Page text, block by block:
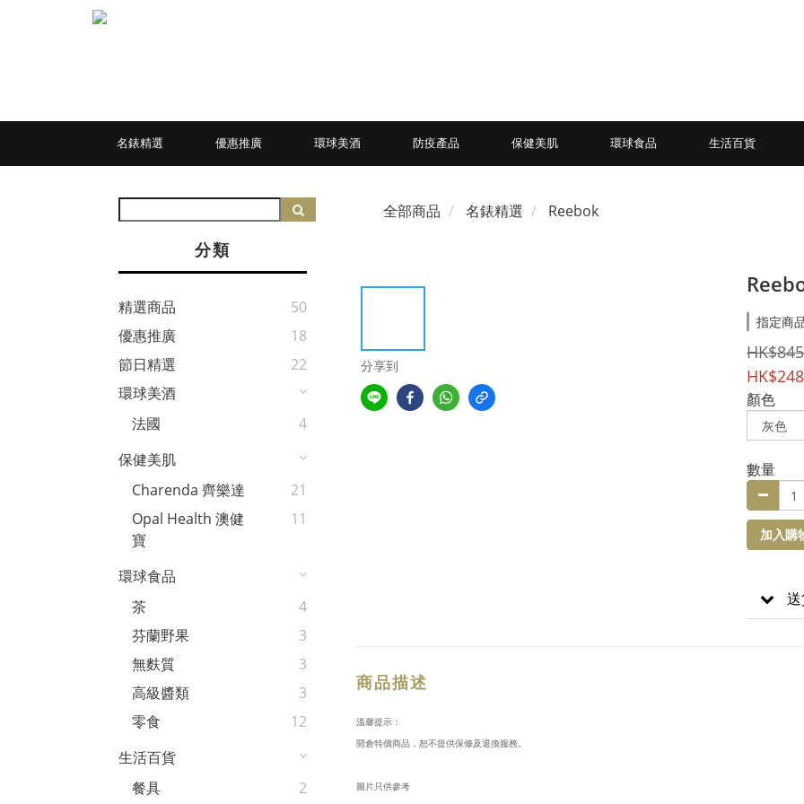
名錶精選 優惠推廣 環球美酒 防疫產品 保健美肌 環球食品 生活百貨
分類
精選商品
50
優惠推廣
18
節日精選
22
環球美酒
法國
4
保健美肌
Charenda 齊樂達
21
Opal Health 澳健
寶
11
環球食品
茶
4
芬蘭野果
3
無麩質
3
高級醬類
3
零食
12
生活百貨
餐具
2
全部商品 名錶精選 Reebok
分享到
指定商
顏色
數量
加入購
商品描述
溫馨提示：
開倉特價商品，恕不提供保修及退換服務。
圖片只供參考